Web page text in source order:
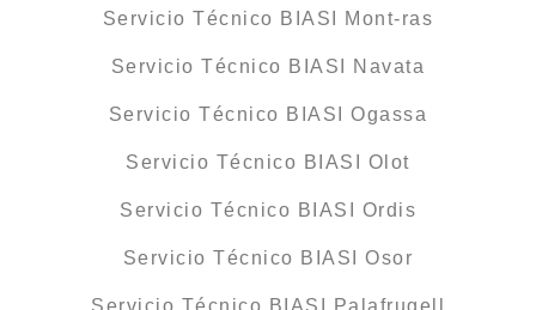
Servicio Técnico BIASI Mont-ras
Servicio Técnico BIASI Navata
Servicio Técnico BIASI Ogassa
Servicio Técnico BIASI Olot
Servicio Técnico BIASI Ordis
Servicio Técnico BIASI Osor
Servicio Técnico BIASI Palafrugell